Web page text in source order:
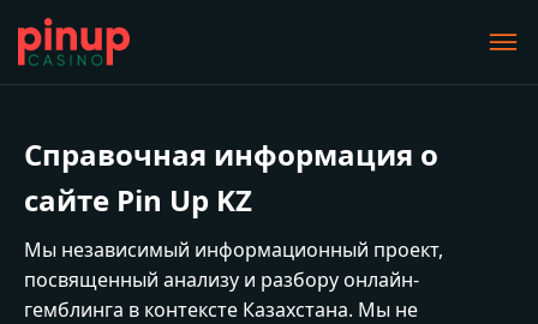
Справочная информация о
сайте Pin Up KZ
Мы независимый информационный проект,
посвященный анализу и разбору онлайн-
гемблинга в контексте Казахстана. Мы не